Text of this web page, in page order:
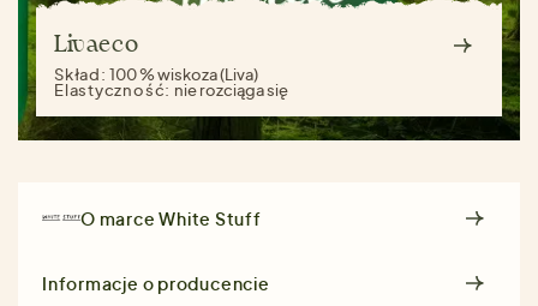
Livaeco
Skład:100 % wiskoza (Liva)
Elastyczność: nie rozciąga się
O marceWhite Stuff
Informacje o producencie